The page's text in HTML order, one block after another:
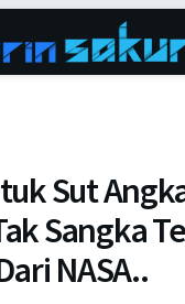
Sut
Sangka
NASA..